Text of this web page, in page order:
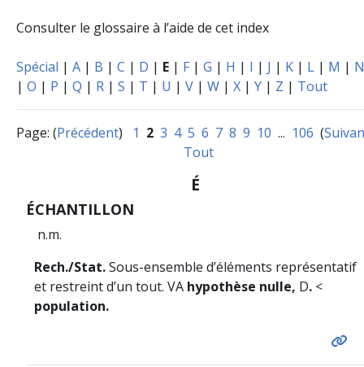
Consulter le glossaire à l’aide de cet index
Spécial | A | B | C | D | E | F | G | H | I | J | K | L | M | N
| O | P | Q | R | S | T | U | V | W | X | Y | Z | Tout
Page: (Précédent) 1 2 3 4 5 6 7 8 9 10 ... 106 (
Tout
É
ÉCHANTILLON
n.m.
Rech./Stat.Sous-ensemble d’éléments représentatif
et restreint d’un tout. VA hypothèse nulle, D. <
population.